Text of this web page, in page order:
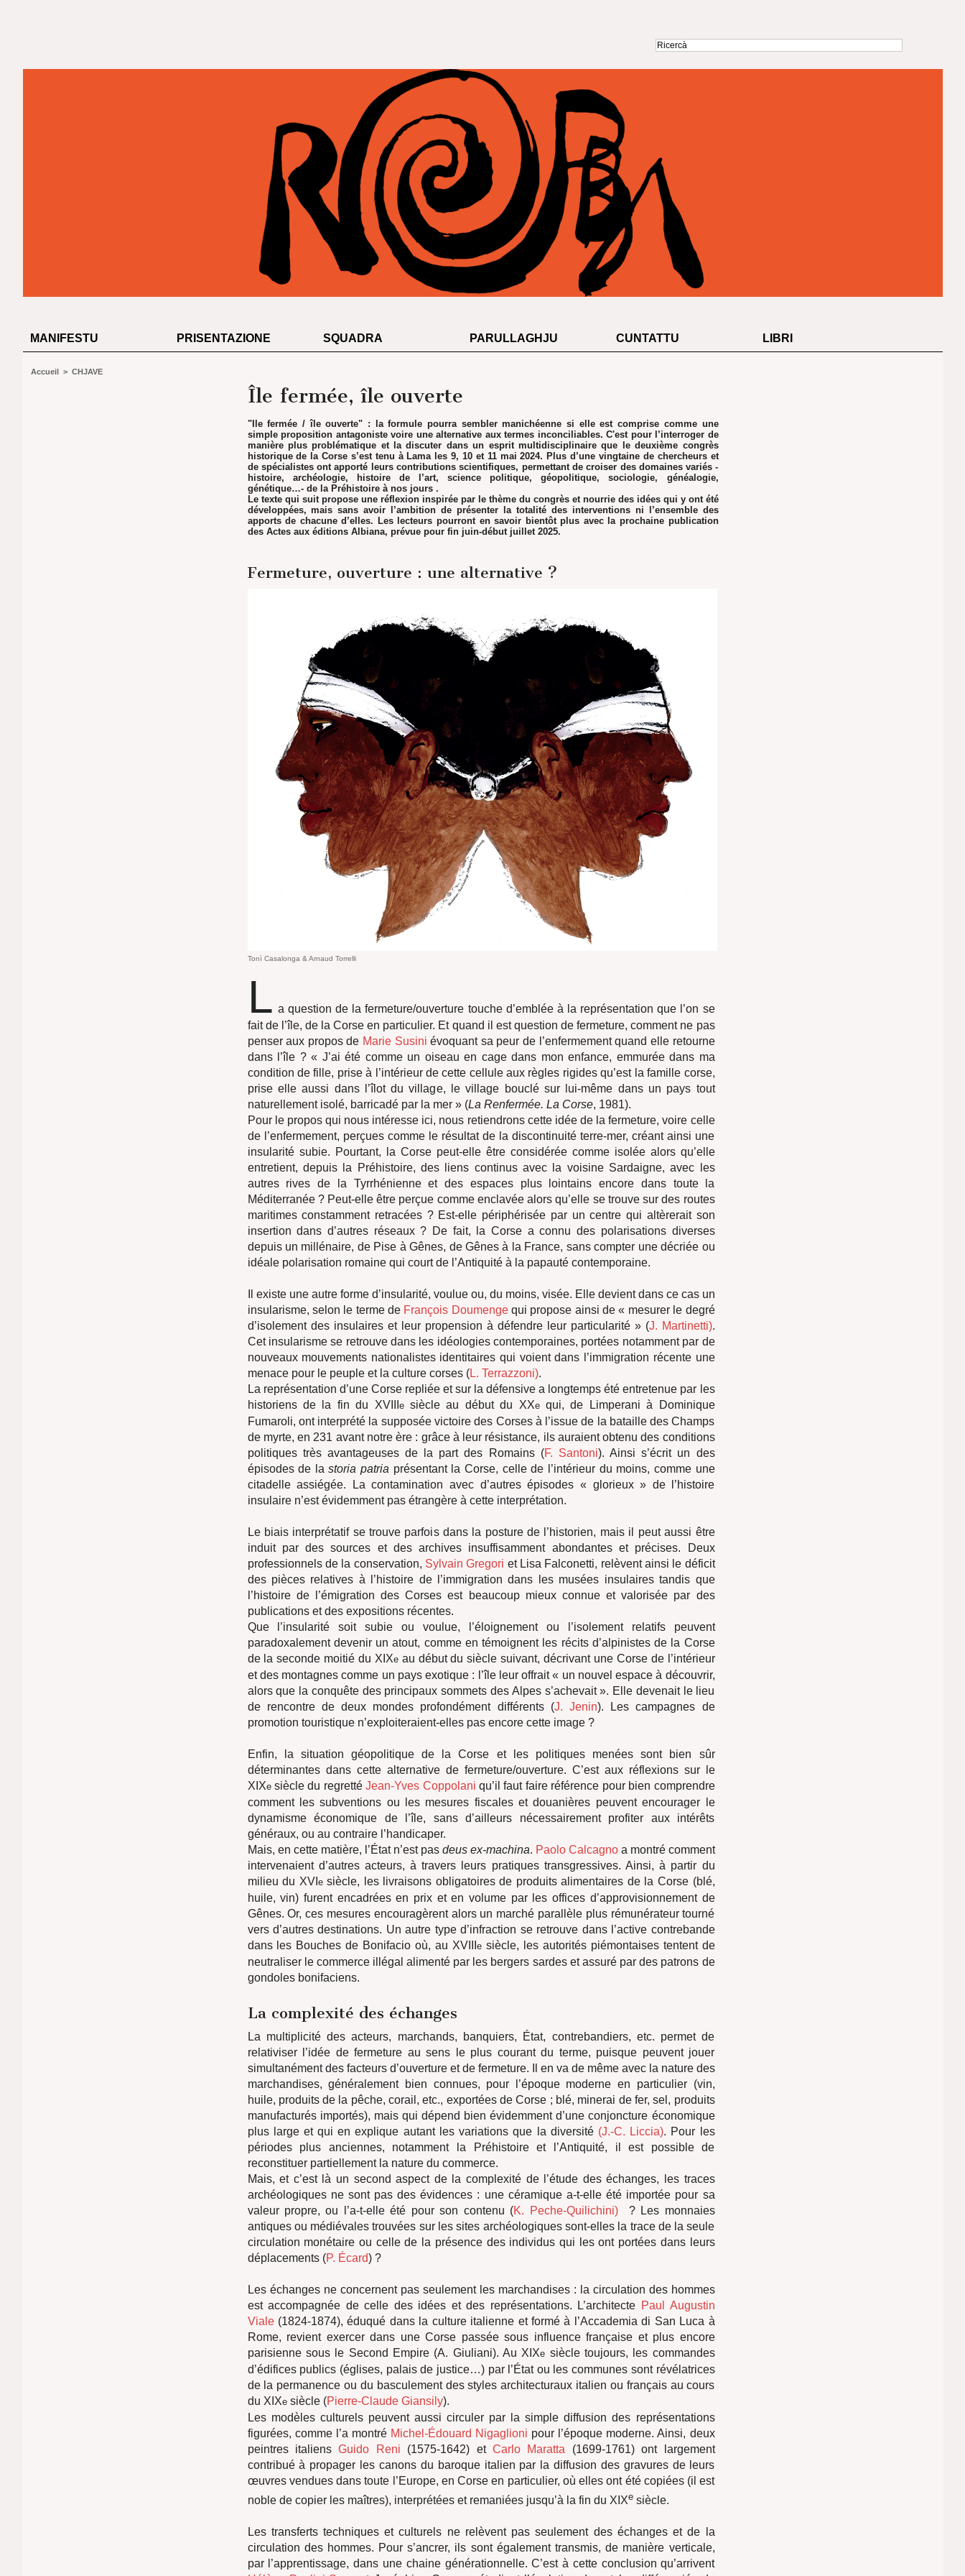
MANIFESTU PRISENTAZIONE SQUADRA PARULLAGHJU CUNTATTU LIBRI
Accueil > CHJAVE
Île fermée, île ouverte
"Ile fermée / île ouverte" : la formule pourra sembler manichéenne si elle est comprise comme une
simple proposition antagoniste voire une alternative aux termes inconciliables. C'est pour l’interroger de
manière plus problématique et la discuter dans un esprit multidisciplinaire que le deuxième congrès
historique de la Corse s’est tenu à Lama les 9, 10 et 11 mai 2024. Plus d’une vingtaine de chercheurs et
de spécialistes ont apporté leurs contributions scientifiques, permettant de croiser des domaines variés -
histoire, archéologie, histoire de l’art, science politique, géopolitique, sociologie, généalogie,
génétique…- de la Préhistoire à nos jours .
Le texte qui suit propose une réflexion inspirée par le thème du congrès et nourrie des idées qui y ont été
développées, mais sans avoir l’ambition de présenter la totalité des interventions ni l’ensemble des
apports de chacune d’elles. Les lecteurs pourront en savoir bientôt plus avec la prochaine publication
des Actes aux éditions Albiana, prévue pour fin juin-début juillet 2025.
Fermeture, ouverture : une alternative ?
Tonì Casalonga & Arnaud Torrelli
L a question de la fermeture/ouverture touche d’emblée à la représentation que l’on se
fait de l’île, de la Corse en particulier. Et quand il est question de fermeture, comment ne pas
penser aux propos de Marie Susini évoquant sa peur de l’enfermement quand elle retourne
dans l’île ? « J’ai été comme un oiseau en cage dans mon enfance, emmurée dans ma
condition de fille, prise à l’intérieur de cette cellule aux règles rigides qu’est la famille corse,
prise elle aussi dans l’îlot du village, le village bouclé sur lui-même dans un pays tout
naturellement isolé, barricadé par la mer » (La Renfermée. La Corse, 1981).
Pour le propos qui nous intéresse ici, nous retiendrons cette idée de la fermeture, voire celle
de l’enfermement, perçues comme le résultat de la discontinuité terre-mer, créant ainsi une
insularité subie. Pourtant, la Corse peut-elle être considérée comme isolée alors qu’elle
entretient, depuis la Préhistoire, des liens continus avec la voisine Sardaigne, avec les
autres rives de la Tyrrhénienne et des espaces plus lointains encore dans toute la
Méditerranée ? Peut-elle être perçue comme enclavée alors qu’elle se trouve sur des routes
maritimes constamment retracées ? Est-elle périphérisée par un centre qui altèrerait son
insertion dans d’autres réseaux ? De fait, la Corse a connu des polarisations diverses
depuis un millénaire, de Pise à Gênes, de Gênes à la France, sans compter une décriée ou
idéale polarisation romaine qui court de l’Antiquité à la papauté contemporaine.
Il existe une autre forme d’insularité, voulue ou, du moins, visée. Elle devient dans ce cas un
insularisme, selon le terme de François Doumengequi propose ainsi de « mesurer le degré
d’isolement des insulaires et leur propension à défendre leur particularité » (J. Martinetti).
Cet insularisme se retrouve dans les idéologies contemporaines, portées notamment par de
nouveaux mouvements nationalistes identitaires qui voient dans l’immigration récente une
menace pour le peuple et la culture corses (L. Terrazzoni).
La représentation d’une Corse repliée et sur la défensive a longtemps été entretenue par les
historiens de la fin du XVIII esiècle au début du XXequi, de Limperani à Dominique
Fumaroli, ont interprété la supposée victoire des Corses à l’issue de la bataille des Champs
de myrte, en 231 avant notre ère : grâce à leur résistance, ils auraient obtenu des conditions
politiques très avantageuses de la part des Romains (F. Santoni). Ainsi s’écrit un des
épisodes de lastoria patria présentant la Corse, celle de l’intérieur du moins, comme une
citadelle assiégée. La contamination avec d’autres épisodes « glorieux » de l’histoire
insulaire n’est évidemment pas étrangère à cette interprétation.
Le biais interprétatif se trouve parfois dans la posture de l’historien, mais il peut aussi être
induit par des sources et des archives insuffisamment abondantes et précises. Deux
professionnels de la conservation, Sylvain Gregori et Lisa Falconetti, relèvent ainsi le déficit
des pièces relatives à l’histoire de l’immigration dans les musées insulaires tandis que
l’histoire de l’émigration des Corses est beaucoup mieux connue et valorisée par des
publications et des expositions récentes.
Que l’insularité soit subie ou voulue, l’éloignement ou l’isolement relatifs peuvent
paradoxalement devenir un atout, comme en témoignent les récits d’alpinistes de la Corse
de la seconde moitié du XIXeau début du siècle suivant, décrivant une Corse de l’intérieur
et des montagnes comme un pays exotique : l’île leur offrait « un nouvel espace à découvrir,
alors que la conquête des principaux sommets des Alpes s’achevait ». Elle devenait le lieu
de rencontre de deux mondes profondément différents (J. Jenin). Les campagnes de
promotion touristique n’exploiteraient-elles pas encore cette image ?
Enfin, la situation géopolitique de la Corse et les politiques menées sont bien sûr
déterminantes dans cette alternative de fermeture/ouverture. C’est aux réflexions sur le
XIXesiècle du regrettéJean-Yves Coppolani qu’il faut faire référence pour bien comprendre
comment les subventions ou les mesures fiscales et douanières peuvent encourager le
dynamisme économique de l’île, sans d’ailleurs nécessairement profiter aux intérêts
généraux, ou au contraire l’handicaper.
Mais, en cette matière, l’État n’est pas deus ex-machina. Paolo Calcagnoa montré comment
intervenaient d’autres acteurs, à travers leurs pratiques transgressives. Ainsi, à partir du
milieu du XVI esiècle, les livraisons obligatoires de produits alimentaires de la Corse (blé,
huile, vin) furent encadrées en prix et en volume par les offices d’approvisionnement de
Gênes. Or, ces mesures encouragèrent alors un marché parallèle plus rémunérateur tourné
vers d’autres destinations. Un autre type d’infraction se retrouve dans l’active contrebande
dans les Bouches de Bonifacio où, au XVIII esiècle, les autorités piémontaises tentent de
neutraliser le commerce illégal alimenté par les bergers sardes et assuré par des patrons de
gondoles bonifaciens.
La complexité des échanges
La multiplicité des acteurs, marchands, banquiers, État, contrebandiers, etc. permet de
relativiser l’idée de fermeture au sens le plus courant du terme, puisque peuvent jouer
simultanément des facteurs d’ouverture et de fermeture. Il en va de même avec la nature des
marchandises, généralement bien connues, pour l’époque moderne en particulier (vin,
huile, produits de la pêche, corail, etc., exportées de Corse ; blé, minerai de fer, sel, produits
manufacturés importés), mais qui dépend bien évidemment d’une conjoncture économique
plus large et qui en explique autant les variations que la diversité (J.‑C. Liccia). Pour les
périodes plus anciennes, notamment la Préhistoire et l’Antiquité, il est possible de
reconstituer partiellement la nature du commerce.
Mais, et c’est là un second aspect de la complexité de l’étude des échanges, les traces
archéologiques ne sont pas des évidences : une céramique a-t-elle été importée pour sa
valeur propre, ou l’a-t-elle été pour son contenu (K. Peche-Quilichini)? Les monnaies
antiques ou médiévales trouvées sur les sites archéologiques sont-elles la trace de la seule
circulation monétaire ou celle de la présence des individus qui les ont portées dans leurs
déplacements (P. Écard) ?
Les échanges ne concernent pas seulement les marchandises : la circulation des hommes
est accompagnée de celle des idées et des représentations. L’architecte Paul Augustin
Viale (1824-1874), éduqué dans la culture italienne et formé à l’Accademia di San Luca à
Rome, revient exercer dans une Corse passée sous influence française et plus encore
parisienne sous le Second Empire (A. Giuliani). Au XIXe siècle toujours, les commandes
d’édifices publics (églises, palais de justice…) par l’État ou les communes sont révélatrices
de la permanence ou du basculement des styles architecturaux italien ou français au cours
du XIXesiècle (Pierre-Claude Giansily).
Les modèles culturels peuvent aussi circuler par la simple diffusion des représentations
figurées, comme l’a montré Michel-Édouard Nigaglioni pour l’époque moderne. Ainsi, deux
peintres italiensGuido Reni (1575-1642) et Carlo Maratta (1699-1761) ont largement
contribué à propager les canons du baroque italien par la diffusion des gravures de leurs
œuvres vendues dans toute l’Europe, en Corse en particulier, où elles ont été copiées (il est
noble de copier les maîtres), interprétées et remaniées jusqu’à la fin du XIXesiècle.
Les transferts techniques et culturels ne relèvent pas seulement des échanges et de la
circulation des hommes. Pour s’ancrer, ils sont également transmis, de manière verticale,
par l’apprentissage, dans une chaine générationnelle. C’est à cette conclusion qu’arrivent